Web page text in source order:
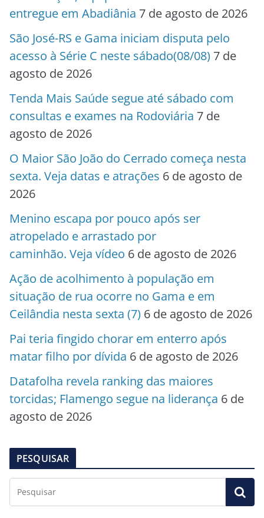
entregue em Abadiânia 7 de agosto de 2026
São José-RS e Gama iniciam disputa pelo
acesso à Série C neste sábado(08/08) 7 de
agosto de 2026
Tenda Mais Saúde segue até sábado com
consultas e exames na Rodoviária 7 de
agosto de 2026
O Maior São João do Cerrado começa nesta
sexta. Veja datas e atrações 6 de agosto de
2026
Menino escapa por pouco após ser
atropelado e arrastado por
caminhão. Veja vídeo 6 de agosto de 2026
Ação de acolhimento à população em
situação de rua ocorre no Gama e em
Ceilândia nesta sexta (7) 6 de agosto de 2026
Pai teria fingido chorar em enterro após
matar filho por dívida 6 de agosto de 2026
Datafolha revela ranking das maiores
torcidas; Flamengo segue na liderança 6 de
agosto de 2026
PESQUISAR